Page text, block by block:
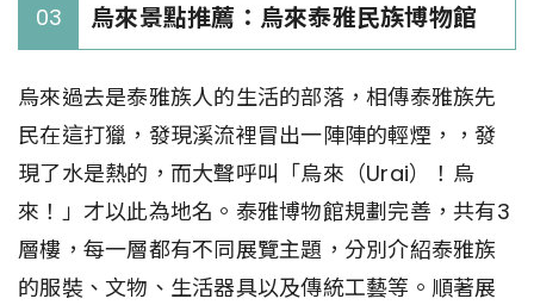
03 烏來景點推薦：烏來泰雅民族博物館
烏來過去是泰雅族人的生活的部落，相傳泰雅族先
民在這打獵，發現溪流裡冒出一陣陣的輕煙，，發
現了水是熱的，而大聲呼叫「烏來（Urai）！烏
來！」才以此為地名。泰雅博物館規劃完善，共有3
層樓，每一層都有不同展覽主題，分別介紹泰雅族
的服裝、文物、生活器具以及傳統工藝等。順著展